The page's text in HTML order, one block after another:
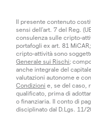
Il presente contenuto
sensi dell'art. 7 del Reg.
consulenza sulle cripto-
portafogli ex art. 81
cripto-attività sono
Generale sui Rischi;
anche integrale del
valutazioni autonome e
Condizioni e, se del caso,
qualificato, prima di
o finanziaria. Il conto di
disciplinato dal D.Lgs. 11/